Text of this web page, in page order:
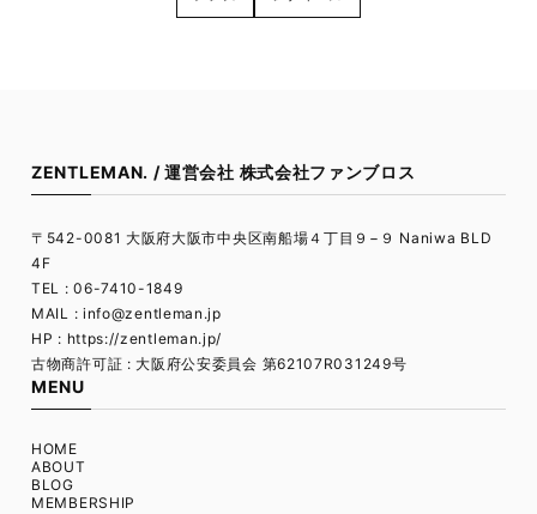
ZENTLEMAN. / 運営会社 株式会社ファンブロス
〒542-0081 大阪府大阪市中央区南船場４丁目９−９ Naniwa BLD
4F
TEL : 06-7410-1849
MAIL : info@zentleman.jp
HP : https://zentleman.jp/
古物商許可証 : 大阪府公安委員会 第62107R031249号
MENU
HOME
ABOUT
BLOG
MEMBERSHIP